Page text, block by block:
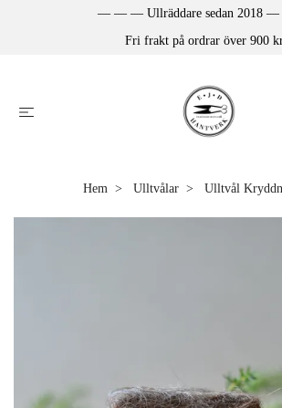
— — — Ullräddare sedan 2018
Fri frakt på ordrar över 900
Hem Ulltvålar Ulltvål